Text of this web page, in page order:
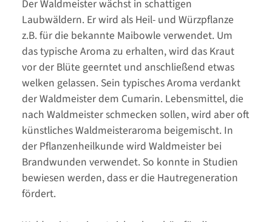
Der Waldmeister wächst in schattigen
Laubwäldern. Er wird als Heil- und Würzpflanze
z.B. für die bekannte Maibowle verwendet. Um
das typische Aroma zu erhalten, wird das Kraut
vor der Blüte geerntet und anschließend etwas
welken gelassen. Sein typisches Aroma verdankt
der Waldmeister dem Cumarin. Lebensmittel, die
nach Waldmeister schmecken sollen, wird aber oft
künstliches Waldmeisteraroma beigemischt. In
der Pflanzenheilkunde wird Waldmeister bei
Brandwunden verwendet. So konnte in Studien
bewiesen werden, dass er die Hautregeneration
fördert.